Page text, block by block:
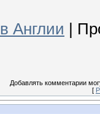
Англии
Добавлять комментарии
[